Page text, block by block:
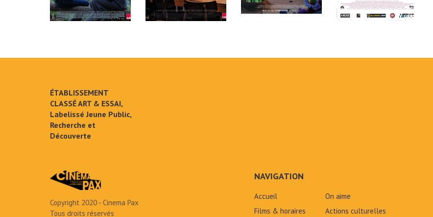
ÉTABLISSEMENT
CLASSÉ ART & ESSAI,
Labelissé Jeune Public,
Recherche et
Découverte
Copyright 2020 - Cinema Pax
Tous droits réservés
NAVIGATION
Accueil
Films & horaires
On aime
Actions culturelles